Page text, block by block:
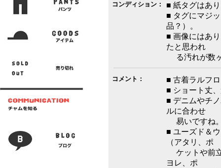
コンディション：
■ 紙タグはあ
■ タグにマジ
品？）。
■ 画像にはあ
たと思われ
る汚れが数
コメント：
■ 古着ラルフ
■ ショート丈
■ デニムやチ
ルに合わせ
易いですね
■ ユーズド＆
（アタリ、ポ
ケットや前
ヨレ、ポ